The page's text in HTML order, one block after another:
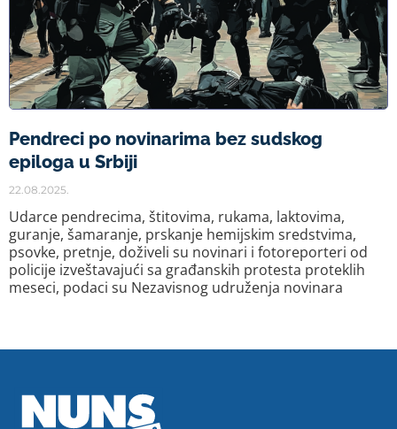
Pendreci po novinarima bez sudskog
epiloga u Srbiji
22.08.2025.
Udarce pendrecima, štitovima, rukama, laktovima,
guranje, šamaranje, prskanje hemijskim sredstvima,
psovke, pretnje, doživeli su novinari i fotoreporteri od
policije izveštavajući sa građanskih protesta proteklih
meseci, podaci su Nezavisnog udruženja novinara